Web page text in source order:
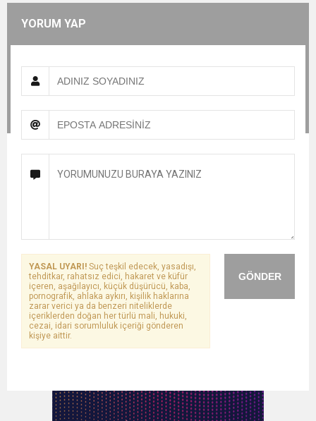
YORUM YAP
GÖNDER
YASAL UYARI! Suç teşkil edecek, yasadışı,
tehditkar, rahatsız edici, hakaret ve küfür
içeren, aşağılayıcı, küçük düşürücü, kaba,
pornografik, ahlaka aykırı, kişilik haklarına
zarar verici ya da benzeri niteliklerde
içeriklerden doğan her türlü mali, hukuki,
cezai, idari sorumluluk içeriği gönderen
kişiye aittir.